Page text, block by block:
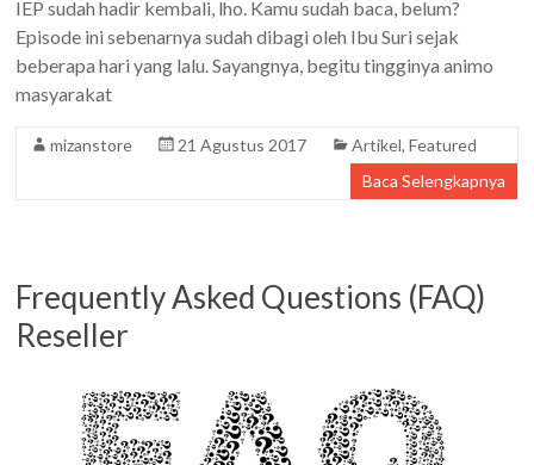
IEP sudah hadir kembali, lho. Kamu sudah baca, belum?
Episode ini sebenarnya sudah dibagi oleh Ibu Suri sejak
beberapa hari yang lalu. Sayangnya, begitu tingginya animo
masyarakat
mizanstore 21 Agustus 2017 Artikel,Featured
Baca Selengkapnya
Frequently Asked Questions (FAQ)
Reseller